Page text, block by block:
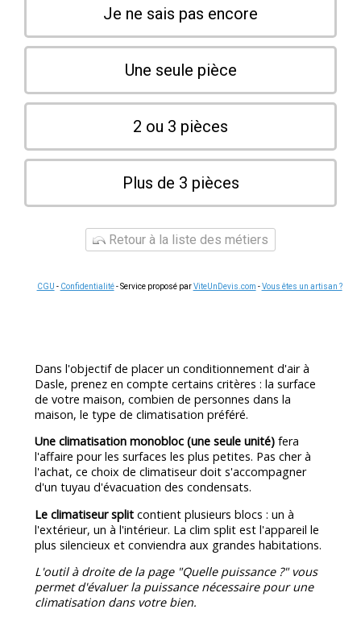
Je ne sais pas encore
Une seule pièce
2 ou 3 pièces
Plus de 3 pièces
Retour à la liste des métiers
CGU - Confidentialité- Service proposé parViteUnDevis.com -Vous êtes un artisan ?
Dans l'objectif de placer un conditionnement d'air à
Dasle, prenez en compte certains critères : la surface
de votre maison, combien de personnes dans la
maison, le type de climatisation préféré.
Une climatisation monobloc (une seule unité) fera
l'affaire pour les surfaces les plus petites. Pas cher à
l'achat, ce choix de climatiseur doit s'accompagner
d'un tuyau d'évacuation des condensats.
Le climatiseur split contient plusieurs blocs : un à
l'extérieur, un à l'intérieur. La clim split est l'appareil le
plus silencieux et conviendra aux grandes habitations.
L'outil à droite de la page "Quelle puissance ?" vous
permet d'évaluer la puissance nécessaire pour une
climatisation dans votre bien.